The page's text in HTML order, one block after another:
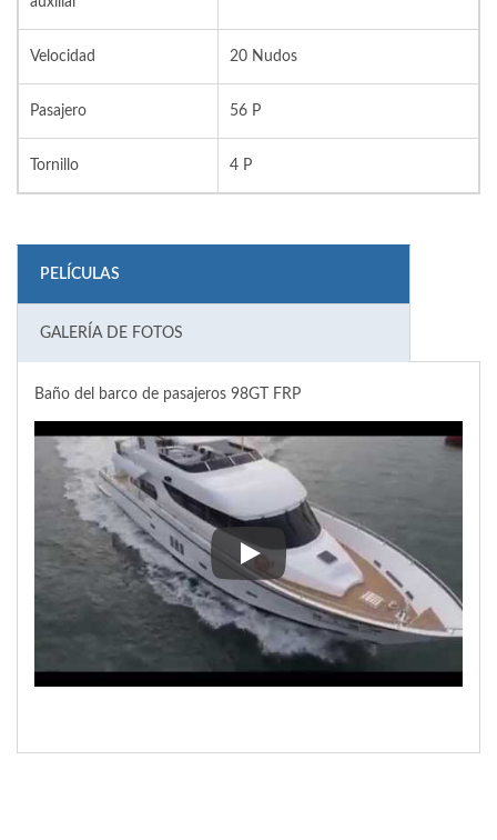
Velocidad 20 Nudos
Pasajero 56 P
Tornillo 4 P
PELÍCULAS
GALERÍA DE FOTOS
Baño del barco de pasajeros 98GT FRP
Baño del barco de pasajeros